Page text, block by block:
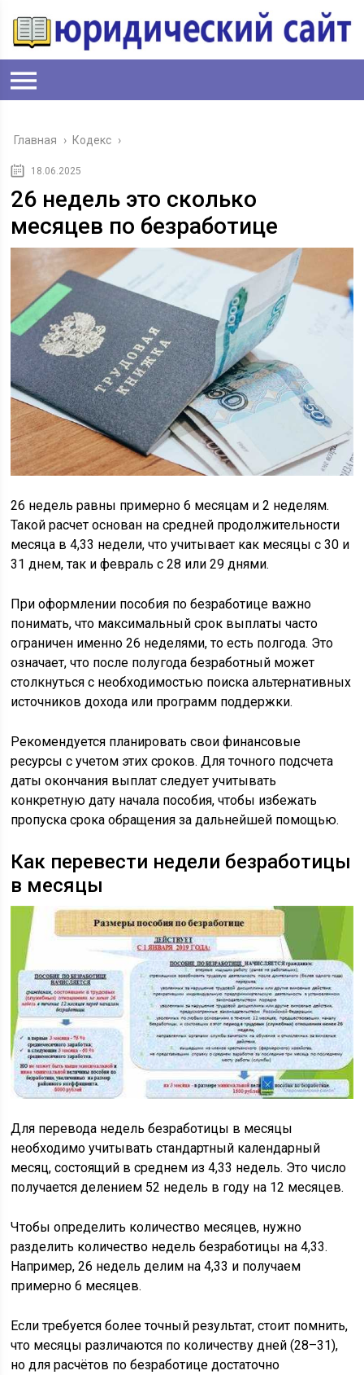
Главная › Кодекс ›
18.06.2025
26 недель это сколько
месяцев по безработице
26 недель равны примерно 6 месяцам и 2 неделям.
Такой расчет основан на средней продолжительности
месяца в 4,33 недели, что учитывает как месяцы с 30 и
31 днем, так и февраль с 28 или 29 днями.
При оформлении пособия по безработице важно
понимать, что максимальный срок выплаты часто
ограничен именно 26 неделями, то есть полгода. Это
означает, что после полугода безработный может
столкнуться с необходимостью поиска альтернативных
источников дохода или программ поддержки.
Рекомендуется планировать свои финансовые
ресурсы с учетом этих сроков. Для точного подсчета
даты окончания выплат следует учитывать
конкретную дату начала пособия, чтобы избежать
пропуска срока обращения за дальнейшей помощью.
Как перевести недели безработицы
в месяцы
Для перевода недель безработицы в месяцы
необходимо учитывать стандартный календарный
месяц, состоящий в среднем из 4,33 недель. Это число
получается делением 52 недель в году на 12 месяцев.
Чтобы определить количество месяцев, нужно
разделить количество недель безработицы на 4,33.
Например, 26 недель делим на 4,33 и получаем
примерно 6 месяцев.
Если требуется более точный результат, стоит помнить,
что месяцы различаются по количеству дней (28–31),
но для расчётов по безработице достаточно